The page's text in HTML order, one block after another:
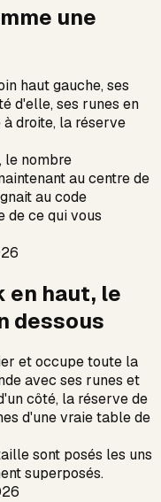
une
haut gauche, ses
d'elle, ses runes en
droite, la réserve
le nombre
au centre de
au code
de ce qui vous
en haut, le
dessous
et occupe toute la
avec ses runes et
côté, la réserve de
d'une vraie table de
sont posés les uns
superposés.